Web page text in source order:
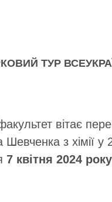
ТУР
вітає
Шевченка з хімії у
7 квітня 2024 року